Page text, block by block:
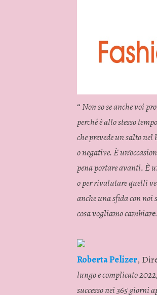
“Non so se anche voi
perché è allo stesso
che prevede un salto
o negative. È
pena portare avanti. È
o per rivalutare quelli
anche una sfida con noi
cosa vogliamo cambiar
Roberta Pelizer,
lungo e complicato
successo nei 365 giorni